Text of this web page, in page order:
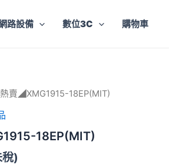
路設備 數位3C 購物車
賣◢XMG1915-18EP(MIT)
18EP(MIT)
)